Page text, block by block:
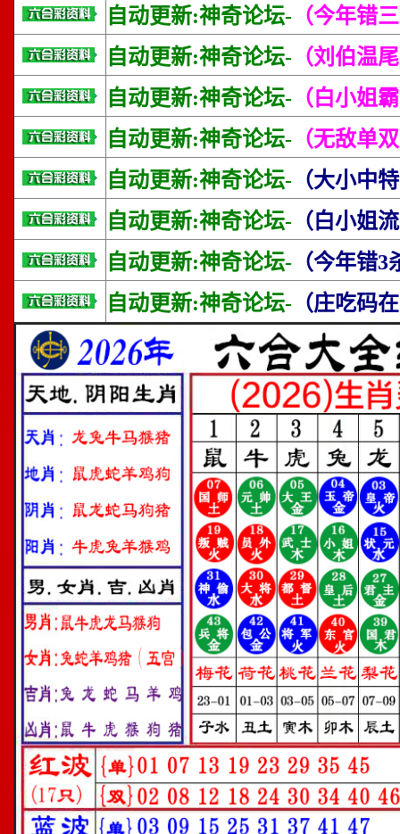
自动更新:神奇论坛- （今年错
自动更新:神奇论坛- （刘伯温
自动更新:神奇论坛- （白小姐
自动更新:神奇论坛- （无敌单
自动更新:神奇论坛- （大小中
自动更新:神奇论坛- （白小姐
自动更新:神奇论坛- （今年错
自动更新:神奇论坛- （庄吃码